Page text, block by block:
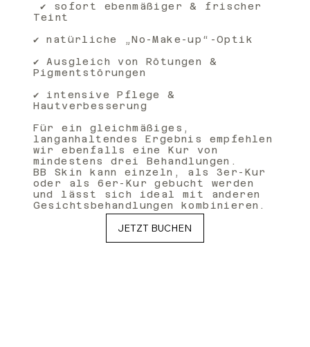
✔ sofort ebenmäßiger & frischer
Teint
✔ natürliche „No-Make-up“-Optik
✔ Ausgleich von Rötungen &
Pigmentstörungen
✔ intensive Pflege &
Hautverbesserung
Für ein gleichmäßiges,
langanhaltendes Ergebnis empfehlen
wir ebenfalls eine Kur von
mindestens drei Behandlungen.
BB Skin kann einzeln, als 3er-Kur
oder als 6er-Kur gebucht werden
und lässt sich ideal mit anderen
Gesichtsbehandlungen kombinieren.
JETZT BUCHEN